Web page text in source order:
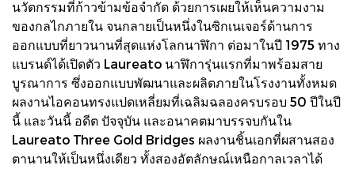
นวัตกรรมที่ก้าวข้ามข้อจำกัด ด้วยการเผยให้เห็นความงาม
ของกลไกภายใน จนกลายเป็นหนึ่งในซิกเนเจอร์ด้านการ
ออกแบบที่ยาวนานที่สุดแห่งโลกนาฬิกา ต่อมาในปี 1975 ทาง
แบรนด์ได้เปิดตัว Laureato นาฬิการุ่นแรกที่มาพร้อมสาย
บูรณาการ ซึ่งออกแบบพัฒนาและผลิตภายในโรงงานทั้งหมด
ผลงานไอคอนทรงแปดเหลี่ยมที่เฉลิมฉลองครบรอบ 50 ปีในปี
นี้ และวันนี้ อดีต ปัจจุบัน และอนาคตมาบรรจบกันใน
Laureato Three Gold Bridges ผลงานชิ้นเอกที่ผสานสอง
ตานานให้เป็นหนึ่งเดียว ทั้งสองอัตลักษณ์เหนือกาลเวลาได้